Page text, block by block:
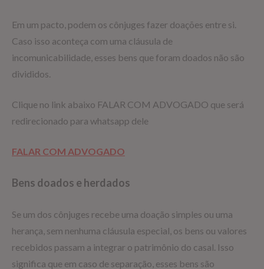
Em um pacto, podem os cônjuges fazer doações entre si.
Caso isso aconteça com uma cláusula de
incomunicabilidade, esses bens que foram doados não são
divididos.
Clique no link abaixo FALAR COM ADVOGADO que será
redirecionado para whatsapp dele
FALAR COM ADVOGADO
Bens doados e herdados
Se um dos cônjuges recebe uma doação simples ou uma
herança, sem nenhuma cláusula especial, os bens ou valores
recebidos passam a integrar o patrimônio do casal. Isso
significa que em caso de separação, esses bens são